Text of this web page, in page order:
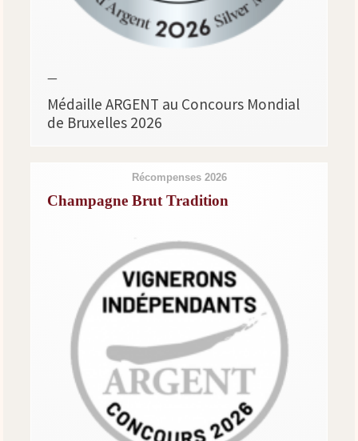
—
Médaille ARGENT au Concours Mondial
de Bruxelles 2026
Récompenses 2026
Champagne Brut Tradition